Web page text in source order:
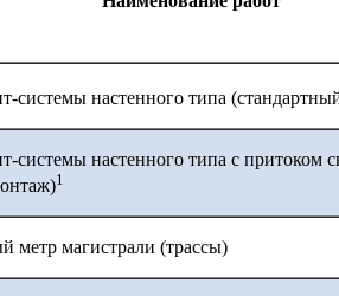
системы настенного типа
системы настенного типа с притоком
1
метр магистрали (трассы)